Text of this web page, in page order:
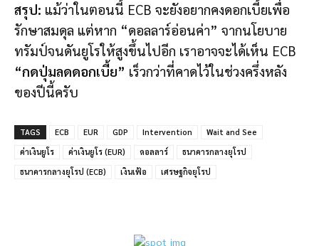
สรุป: แม้ว่าในตอนนี้ ECB จะยังอยากคงดอกเบี้ยเพื่อ
รักษาสมดุล แต่หาก “ดอลลาร์อ่อนค่า” จากนโยบาย
ทรัมป์จนดันยูโรให้สูงขึ้นไปอีก เราอาจจะได้เห็น ECB
“กดปุ่มลดดอกเบี้ย” เร็วกว่าที่คาดไว้ในช่วงครึ่งหลัง
ของปีนี้ครับ
TAGS ECB EUR GDP Intervention
Wait and See
ค่าเงินยูโร
ค่าเงินยูโร (EUR) ดอลลาร์
ธนาคารกลางยุโรป
ธนาคารกลางยุโรป (ECB)
เงินเฟ้อ เศรษฐกิจยุโรป